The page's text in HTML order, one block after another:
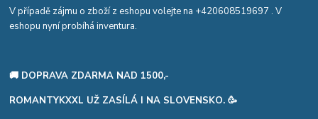
V případě zájmu o zboží z eshopu volejte na +420608519697 . V
eshopu nyní probíhá inventura.
🚚 DOPRAVA ZDARMA NAD 1500,-
ROMANTYKXXL UŽ ZASÍLÁ I NA SLOVENSKO. 🥳